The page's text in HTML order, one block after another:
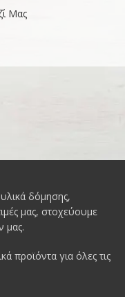
Μας
δόμησης,
μας, στοχεύουμε
μας.
προϊόντα για όλες τις